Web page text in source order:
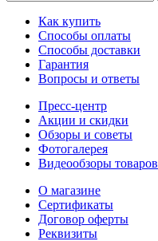
Как купить
Способы оплаты
Способы доставки
Гарантия
Вопросы и ответы
Пресс-центр
Акции и скидки
Обзоры и советы
Фотогалерея
Видеообзоры товаров
О магазине
Сертификаты
Договор оферты
Реквизиты